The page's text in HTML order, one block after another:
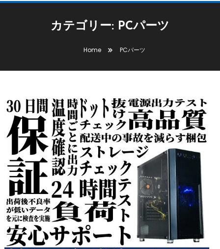
カテゴリー: PCパーツ
Home PCパーツ